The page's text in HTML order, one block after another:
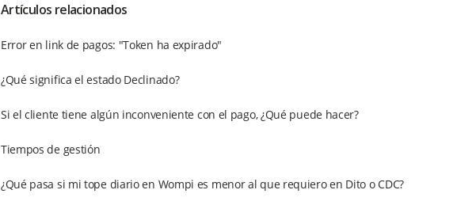
Artículos relacionados
Error en link de pagos: "Token ha expirado"
¿Qué significa el estado Declinado?
Si el cliente tiene algún inconveniente con el pago, ¿Qué puede hacer?
Tiempos de gestión
¿Qué pasa si mi tope diario en Wompi es menor al que requiero en Dito o CDC?